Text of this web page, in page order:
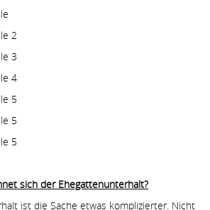
sich der Ehegattenunterhalt?
ist die Sache etwas komplizierter. Nicht